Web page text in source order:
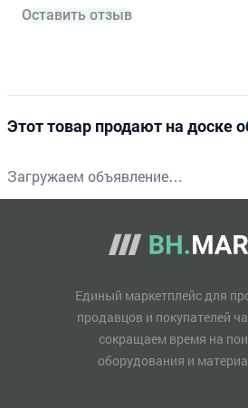
Оставить отзыв
Этот товар продают на доске
Загружаем объявление…
Единый маркетплейс для
продавцов и покупателей
сокращаем время на
оборудования и